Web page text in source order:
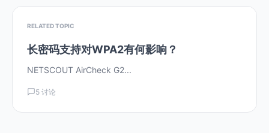
RELATED TOPIC
长密码支持对WPA2有何影响？
NETSCOUT AirCheck G2...
5 讨论